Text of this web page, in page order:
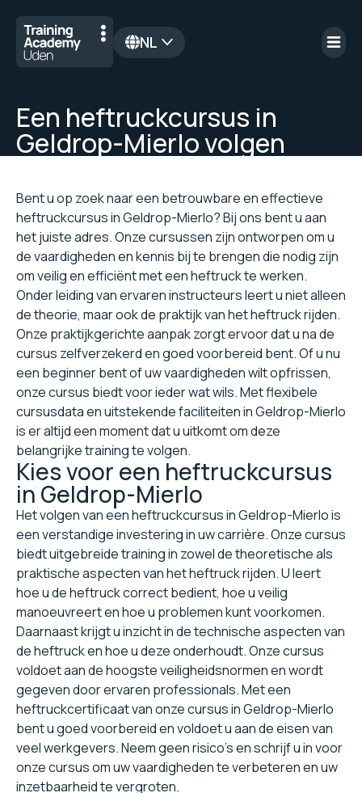
NL
Een heftruckcursus in
Geldrop-Mierlo volgen
Bent u op zoek naar een betrouwbare en effectieve
heftruckcursus in Geldrop-Mierlo? Bij ons bent u aan
het juiste adres. Onze cursussen zijn ontworpen om u
de vaardigheden en kennis bij te brengen die nodig zijn
om veilig en efficiënt met een heftruck te werken.
Onder leiding van ervaren instructeurs leert u niet alleen
de theorie, maar ook de praktijk van het heftruck rijden.
Onze praktijkgerichte aanpak zorgt ervoor dat u na de
cursus zelfverzekerd en goed voorbereid bent. Of u nu
een beginner bent of uw vaardigheden wilt opfrissen,
onze cursus biedt voor ieder wat wils. Met flexibele
cursusdata en uitstekende faciliteiten in Geldrop-Mierlo
is er altijd een moment dat u uitkomt om deze
belangrijke training te volgen.
Kies voor een heftruckcursus
in Geldrop-Mierlo
Het volgen van een heftruckcursus in Geldrop-Mierlo is
een verstandige investering in uw carrière. Onze cursus
biedt uitgebreide training in zowel de theoretische als
praktische aspecten van het heftruck rijden. U leert
hoe u de heftruck correct bedient, hoe u veilig
manoeuvreert en hoe u problemen kunt voorkomen.
Daarnaast krijgt u inzicht in de technische aspecten van
de heftruck en hoe u deze onderhoudt. Onze cursus
voldoet aan de hoogste veiligheidsnormen en wordt
gegeven door ervaren professionals. Met een
heftruckcertificaat van onze cursus in Geldrop-Mierlo
bent u goed voorbereid en voldoet u aan de eisen van
veel werkgevers. Neem geen risico's en schrijf u in voor
onze cursus om uw vaardigheden te verbeteren en uw
inzetbaarheid te vergroten.